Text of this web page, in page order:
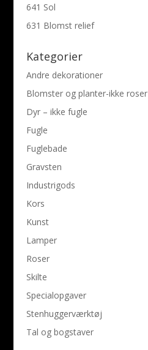
641 Sol
631 Blomst relief
Kategorier
Andre dekorationer
Blomster og planter-ikke roser
Dyr – ikke fugle
Fugle
Fuglebade
Gravsten
Industrigods
Kors
Kunst
Lamper
Roser
Skilte
Specialopgaver
Stenhuggerværktøj
Tal og bogstaver